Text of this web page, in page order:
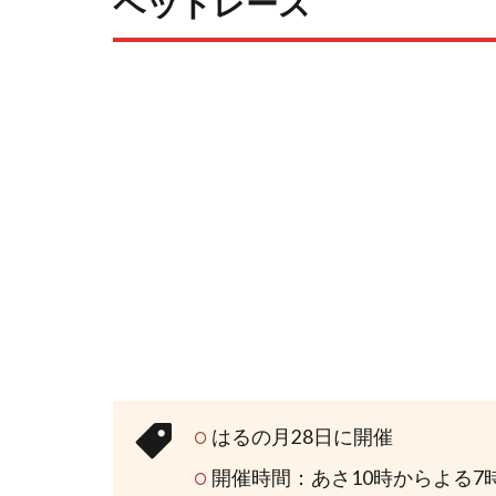
はるの月28日に開催
開催時間：あさ10時からよる7